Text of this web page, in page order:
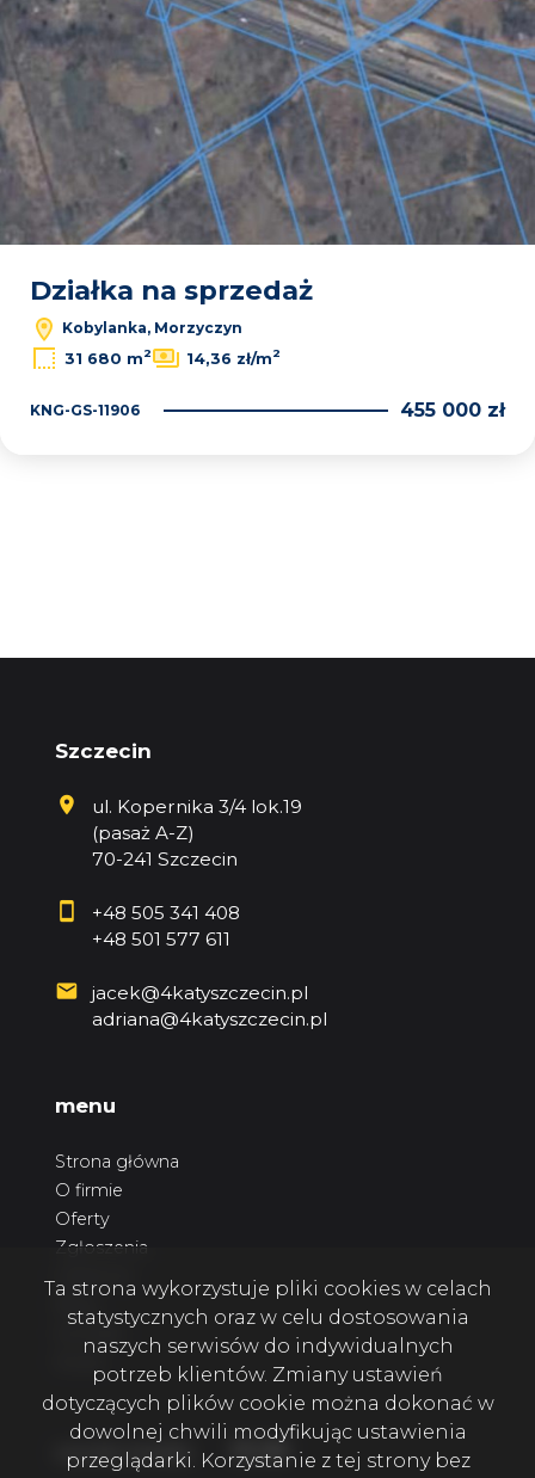
Działka na sprzedaż
Kobylanka, Morzyczyn
31 680 m2 14,36 zł/m2
KNG-GS-11906 455 000 zł
Szczecin
ul. Kopernika 3/4 lok.19
(pasaż A-Z)
70-241 Szczecin
+48 505 341 408
+48 501 577 611
jacek@4katyszczecin.pl
adriana@4katyszczecin.pl
menu
Strona główna
O firmie
Oferty
Zgłoszenia
Kontakt
social media Facebook
Facebook
Facebook
Ta strona wykorzystuje pliki cookies w celach
statystycznych oraz w celu dostosowania
naszych serwisów do indywidualnych
potrzeb klientów. Zmiany ustawień
dotyczących plików cookie można dokonać w
dowolnej chwili modyfikując ustawienia
przeglądarki. Korzystanie z tej strony bez